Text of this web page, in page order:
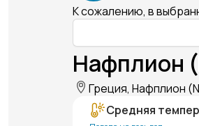
К сожалению, в
Нафплион
Греция, Нафплион
Средняя